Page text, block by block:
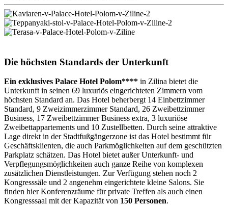
Die höchsten Standards der Unterkunft
Ein exklusives Palace Hotel Polom**** in Zilina bietet die
Unterkunft in seinen 69 luxuriös eingerichteten Zimmern vom
höchsten Standard an. Das Hotel beherbergt 14 Einbettzimmer
Standard, 9 Zweizimmerzimmer Standard, 26 Zweibettzimmer
Business, 17 Zweibettzimmer Business extra, 3 luxuriöse
Zweibettappartements und 10 Zustellbetten. Durch seine attraktive
Lage direkt in der Stadtfußgängerzone ist das Hotel bestimmt für
Geschäftsklienten, die auch Parkmöglichkeiten auf dem geschützten
Parkplatz schätzen. Das Hotel bietet außer Unterkunft- und
Verpflegungsmöglichkeiten auch ganze Reihe von komplexen
zusätzlichen Dienstleistungen. Zur Verfügung stehen noch 2
Kongresssäle und 2 angenehm eingerichtete kleine Salons. Sie
finden hier Konferenzräume für private Treffen als auch einen
Kongresssaal mit der Kapazität von 150 Personen.